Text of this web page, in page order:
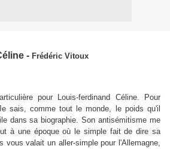
- Frédéric Vitoux
pour Louis-ferdinand Céline. Pour
sais, comme tout le monde, le poids qu'il
dans sa biographie. Son antisémitisme me
à une époque où le simple fait de dire sa
vous valait un aller-simple pour l'Allemagne,